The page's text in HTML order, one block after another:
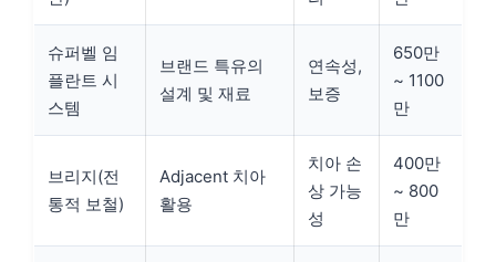
슈퍼벨 임
플란트 시
스템
브랜드 특유의
설계 및 재료
연속성,
보증
650만
~ 1100
만
브리지(전
통적 보철)
Adjacent 치아
활용
치아 손
상 가능
성
400만
~ 800
만